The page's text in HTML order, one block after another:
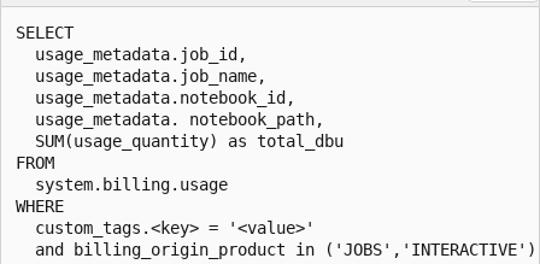
SELECT
  usage_metadata.job_id,
  usage_metadata.job_name,
  usage_metadata.notebook_id,
  usage_metadata. notebook_path,
  SUM(usage_quantity) as total_dbu
FROM
  system.billing.usage
WHERE
  custom_tags.<key> = '<value>'
  and billing_origin_product in ('JOBS','INTERACTIVE')